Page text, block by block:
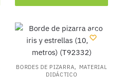
₡12,900.00.
BORDES DE PIZARRA, MATERIAL
DIDÁCTICO